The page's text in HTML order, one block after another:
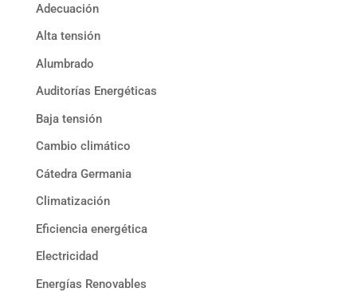
Adecuación
Alta tensión
Alumbrado
Auditorías Energéticas
Baja tensión
Cambio climático
Cátedra Germania
Climatización
Eficiencia energética
Electricidad
Energías Renovables